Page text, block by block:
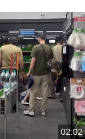
02:02